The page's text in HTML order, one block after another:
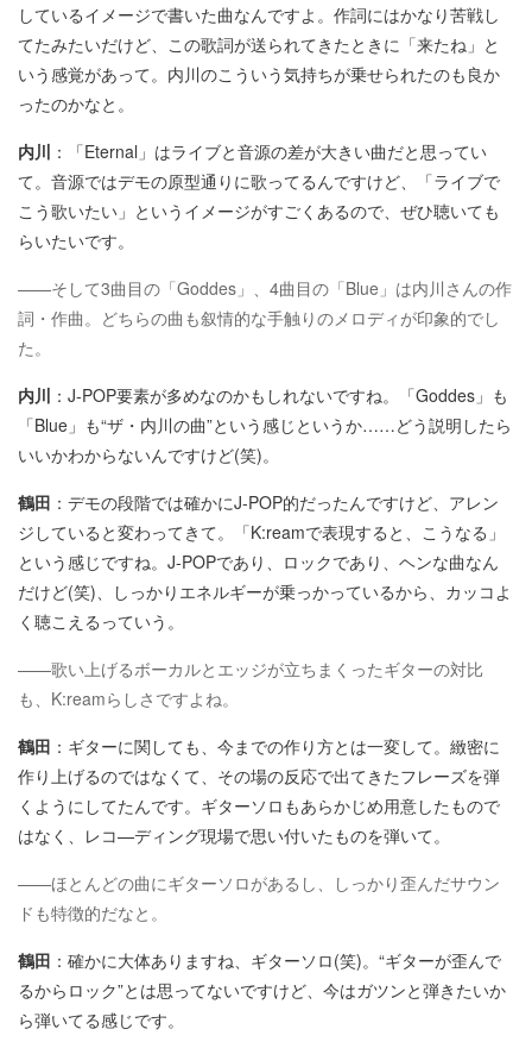
しているイメージで書いた曲なんですよ。作詞にはかなり苦戦し
てたみたいだけど、この歌詞が送られてきたときに「来たね」と
いう感覚があって。内川のこういう気持ちが乗せられたのも良か
ったのかなと。
内川 ：「Eternal」はライブと音源の差が大きい曲だと思ってい
て。音源ではデモの原型通りに歌ってるんですけど、「ライブで
こう歌いたい」というイメージがすごくあるので、ぜひ聴いても
らいたいです。
——そして3曲目の「Goddes」、4曲目の「Blue」は内川さんの作
詞・作曲。どちらの曲も叙情的な手触りのメロディが印象的でし
た。
内川 ：J-POP要素が多めなのかもしれないですね。「Goddes」も
「Blue」も“ザ・内川の曲”という感じというか……どう説明したら
いいかわからないんですけど(笑)。
鶴田 ：デモの段階では確かにJ-POP的だったんですけど、アレン
ジしていると変わってきて。「K:reamで表現すると、こうなる」
という感じですね。J-POPであり、ロックであり、ヘンな曲なん
だけど(笑)、しっかりエネルギーが乗っかっているから、カッコよ
く聴こえるっていう。
——歌い上げるボーカルとエッジが立ちまくったギターの対比
も、K:reamらしさですよね。
鶴田 ：ギターに関しても、今までの作り方とは一変して。緻密に
作り上げるのではなくて、その場の反応で出てきたフレーズを弾
くようにしてたんです。ギターソロもあらかじめ用意したもので
はなく、レコ—ディング現場で思い付いたものを弾いて。
——ほとんどの曲にギターソロがあるし、しっかり歪んだサウン
ドも特徴的だなと。
鶴田 ：確かに大体ありますね、ギターソロ(笑)。“ギターが歪んで
るからロック”とは思ってないですけど、今はガツンと弾きたいか
ら弾いてる感じです。